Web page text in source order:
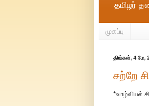
தமிழர்
முகப்பு
திங்கள், 4 மே,
சற்றே
*வாழ்வியல்